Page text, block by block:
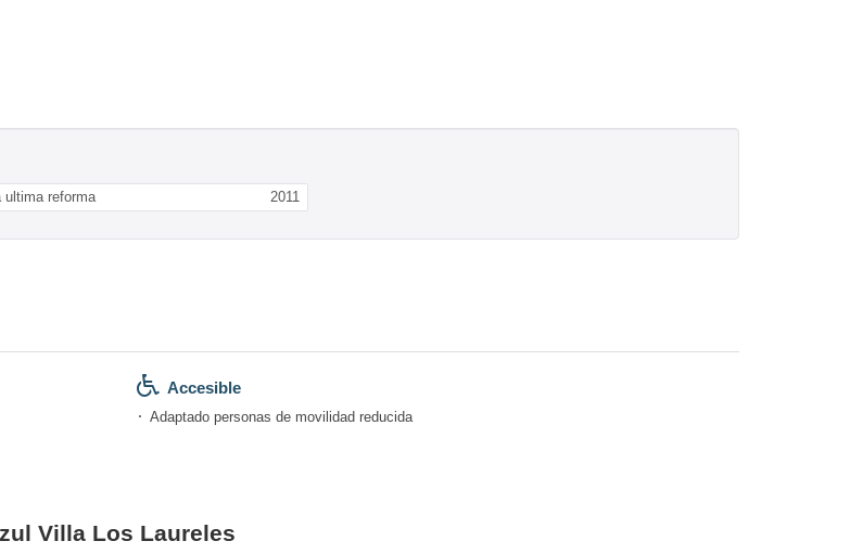
ultima reforma 2011
Accesible
Adaptado personas de movilidad reducida
Villa Los Laureles